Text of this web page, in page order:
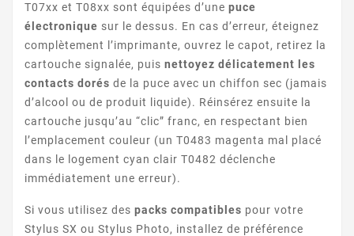
STYLUS DX7400
STYLUS DX7450
T07xx et T08xx sont équipées d’une puce
électronique sur le dessus. En cas d’erreur, éteignez
complètement l’imprimante, ouvrez le capot, retirez la
cartouche signalée, puis nettoyez délicatement les
contacts dorés de la puce avec un chiffon sec (jamais
d’alcool ou de produit liquide). Réinsérez ensuite la
cartouche jusqu’au “clic” franc, en respectant bien
l’emplacement couleur (un T0483 magenta mal placé
dans le logement cyan clair T0482 déclenche
immédiatement une erreur).
Si vous utilisez des packs compatibles pour votre
Stylus SX ou Stylus Photo, installez de préférence